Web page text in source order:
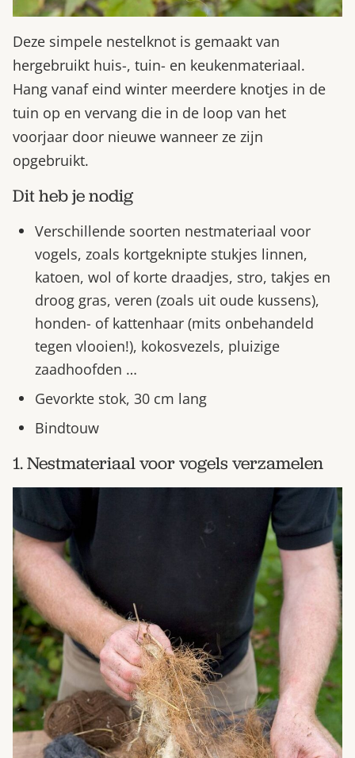
Deze simpele nestelknot is gemaakt van
hergebruikt huis-, tuin- en keukenmateriaal.
Hang vanaf eind winter meerdere knotjes in de
tuin op en vervang die in de loop van het
voorjaar door nieuwe wanneer ze zijn
opgebruikt.
Dit heb je nodig
Verschillende soorten nestmateriaal voor
vogels, zoals kortgeknipte stukjes linnen,
katoen, wol of korte draadjes, stro, takjes en
droog gras, veren (zoals uit oude kussens),
honden- of kattenhaar (mits onbehandeld
tegen vlooien!), kokosvezels, pluizige
zaadhoofden …
Gevorkte stok, 30 cm lang
Bindtouw
1. Nestmateriaal voor vogels verzamelen